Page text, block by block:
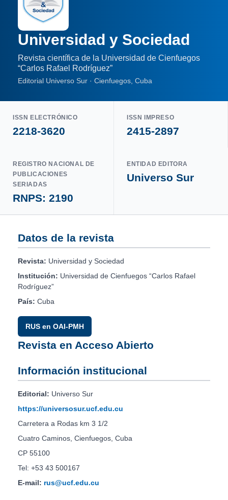
Universidad y Sociedad
Revista científica de la Universidad de Cienfuegos
“Carlos Rafael Rodríguez”
Editorial Universo Sur · Cienfuegos, Cuba
ISSN ELECTRÓNICO
2218-3620
ISSN IMPRESO
2415-2897
REGISTRO NACIONAL DE
PUBLICACIONES
SERIADAS
RNPS: 2190
ENTIDAD EDITORA
Universo Sur
Datos de la revista
Revista: Universidad y Sociedad
Institución: Universidad de Cienfuegos “Carlos Rafael
Rodríguez”
País: Cuba
RUS en OAI-PMH
Revista en Acceso Abierto
Información institucional
Editorial: Universo Sur
https://universosur.ucf.edu.cu
Carretera a Rodas km 3 1/2
Cuatro Caminos, Cienfuegos, Cuba
CP 55100
Tel: +53 43 500167
E-mail: rus@ucf.edu.cu